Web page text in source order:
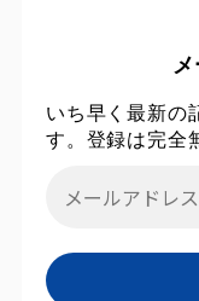
いち早く最新の
す。登録は完全